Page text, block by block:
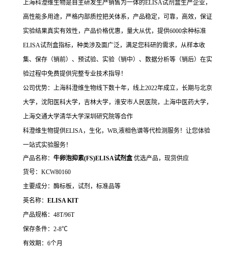
上海科澄维生物是自主研发生产销售为一体的ELISA试剂盒生产企业，
高性能多用途，严格内部质控把关体系，产品稳定，可靠，高效，保证
实验结果真实有效性，产品价格优惠，量大从优，提供6000余种标准
ELISA试剂盒指标，种类涉及面广泛，满足您科研的需求，从样本收
集、保存（销前）、预试验、实验（销中）、数据分析等（销后）在实
验过程中免费提供完整专业技术指导！
公司优势：上海科澄维生物线下数十年，线上2022年成立，长期与北京
大学，沈阳医科大学，吉林大学，淮安市人民医院，上海中医药大学，
上海交通大学清华大学深圳研究院等合作
科澄维生物提供ELISA，生化，WB,液相色谱等代检测服务！让您体验
一站式实验服务！
产品名称： 牛卵泡抑素(FS)ELISA试剂盒 优选产品，现货供应
货号：KCW80160
主要成分：酶标板，试剂，标准品等
英名称： ELISA KIT
产品规格：48T/96T
保存条件：2-8℃
有效期：6个月